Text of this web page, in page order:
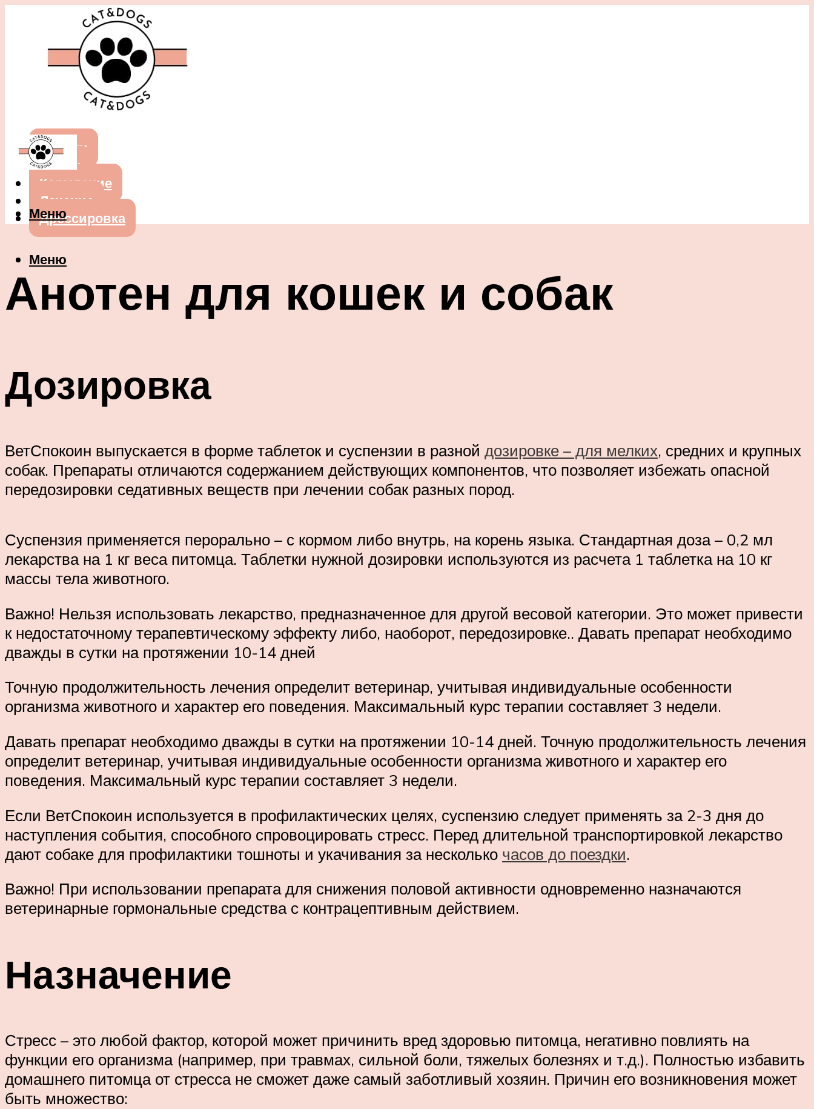
Собаки
Кошки
Кормление
Лечение
Дрессировка
Меню
Меню
Анотен для кошек и собак
Дозировка
ВетСпокоин выпускается в форме таблеток и суспензии в разной дозировке – для мелких, средних и крупных
собак. Препараты отличаются содержанием действующих компонентов, что позволяет избежать опасной
передозировки седативных веществ при лечении собак разных пород.
Суспензия применяется перорально – с кормом либо внутрь, на корень языка. Стандартная доза – 0,2 мл
лекарства на 1 кг веса питомца. Таблетки нужной дозировки используются из расчета 1 таблетка на 10 кг
массы тела животного.
Важно! Нельзя использовать лекарство, предназначенное для другой весовой категории. Это может привести
к недостаточному терапевтическому эффекту либо, наоборот, передозировке.. Давать препарат необходимо
дважды в сутки на протяжении 10-14 дней
Точную продолжительность лечения определит ветеринар, учитывая индивидуальные особенности
организма животного и характер его поведения. Максимальный курс терапии составляет 3 недели.
Давать препарат необходимо дважды в сутки на протяжении 10-14 дней. Точную продолжительность лечения
определит ветеринар, учитывая индивидуальные особенности организма животного и характер его
поведения. Максимальный курс терапии составляет 3 недели.
Если ВетСпокоин используется в профилактических целях, суспензию следует применять за 2-3 дня до
наступления события, способного спровоцировать стресс. Перед длительной транспортировкой лекарство
дают собаке для профилактики тошноты и укачивания за несколько часов до поездки.
Важно! При использовании препарата для снижения половой активности одновременно назначаются
ветеринарные гормональные средства с контрацептивным действием.
Назначение
Стресс – это любой фактор, которой может причинить вред здоровью питомца, негативно повлиять на
функции его организма (например, при травмах, сильной боли, тяжелых болезнях и т.д.). Полностью избавить
домашнего питомца от стресса не сможет даже самый заботливый хозяин. Причин его возникновения может
быть множество: